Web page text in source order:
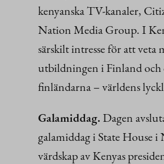
kenyanska TV-kanaler,
Nation Media Group. I
särskilt intresse för att veta
utbildningen i Finland och
finländarna – världens
Galamiddag.Dagen
galamiddag i State House
värdskap av Kenyas